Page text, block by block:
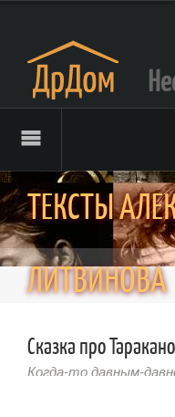
ТЕКСТЫ
ЛИТВИНОВА
Сказка про
Когда-то давным-